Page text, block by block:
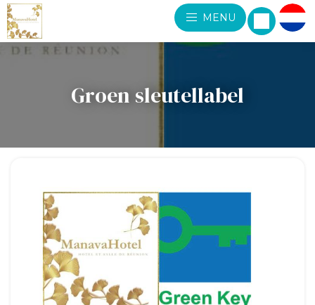
MENU
Groen sleutellabel